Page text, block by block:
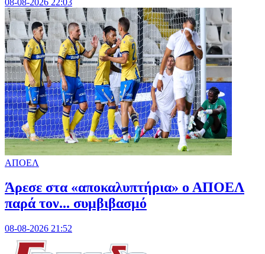
08-08-2026 22:03
ΑΠΟΕΛ
Άρεσε στα «αποκαλυπτήρια» ο ΑΠΟΕΛ
παρά τον... συμβιβασμό
08-08-2026 21:52